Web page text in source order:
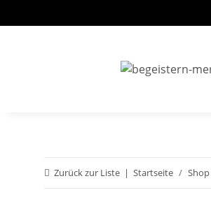
Zurück zur Liste Startseite Shop